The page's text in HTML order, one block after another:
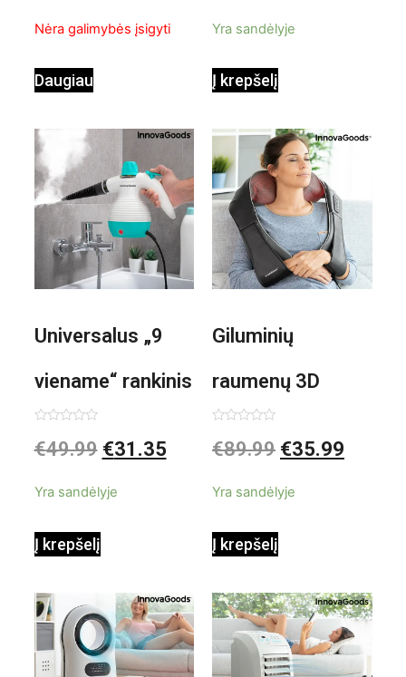
Nėra galimybės įsigyti
Daugiau
Yra sandėlyje
Į krepšelį
Universalus „9
viename“ rankinis
garintuvas su
0,35 L 3 Bar
1000W
0
iš
€49.99 €31.35
Yra sandėlyje
Į krepšelį
Giluminių
raumenų 3D
elektrinis
Shiatsu
0
iš
€89.99 €35.99
Yra sandėlyje
Į krepšelį